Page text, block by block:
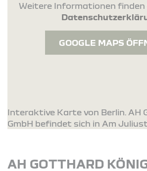
Weitere Informationen finden
GOOGLE MAPS
Interaktive Karte von Berlin. AH
GmbH befindet sich in Am
AH GOTTHARD